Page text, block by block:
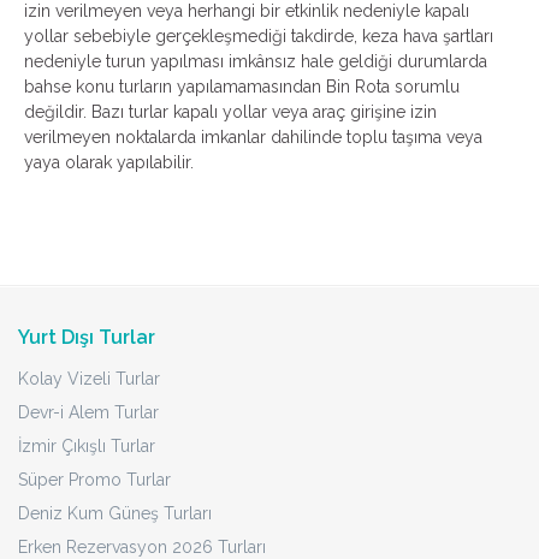
izin verilmeyen veya herhangi bir etkinlik nedeniyle kapalı
yollar sebebiyle gerçekleşmediği takdirde, keza hava şartları
nedeniyle turun yapılması imkânsız hale geldiği durumlarda
bahse konu turların yapılamamasından Bin Rota sorumlu
değildir. Bazı turlar kapalı yollar veya araç girişine izin
verilmeyen noktalarda imkanlar dahilinde toplu taşıma veya
yaya olarak yapılabilir.
Yurt Dışı Turlar
Kolay Vizeli Turlar
Devr-i Alem Turlar
İzmir Çıkışlı Turlar
Süper Promo Turlar
Deniz Kum Güneş Turları
Erken Rezervasyon 2026 Turları